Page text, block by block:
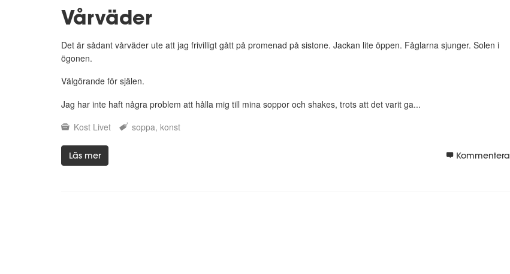
Vårväder
Det är sådant vårväder ute att jag frivilligt gått på promenad på sistone. Jackan lite öppen. Fåglarna sjunger. Solen i
ögonen.
Välgörande för själen.
Jag har inte haft några problem att hålla mig till mina soppor och shakes, trots att det varit ga...
Kost Livet soppa konst
Läs mer Kommentera